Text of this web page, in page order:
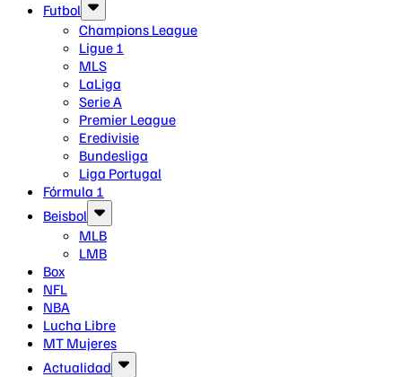
Futbol
Champions League
Ligue 1
MLS
LaLiga
Serie A
Premier League
Eredivisie
Bundesliga
Liga Portugal
Fórmula 1
Beisbol
MLB
LMB
Box
NFL
NBA
Lucha Libre
MT Mujeres
Actualidad